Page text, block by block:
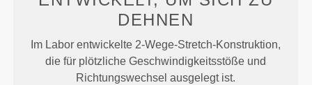
DEHNEN
Im Labor entwickelte 2-Wege-Stretch-Konstruktion,
die für plötzliche Geschwindigkeitsstöße und
Richtungswechsel ausgelegt ist.